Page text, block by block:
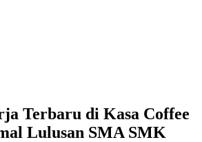
Terbaru di Kasa Coffee
Lulusan SMA SMK